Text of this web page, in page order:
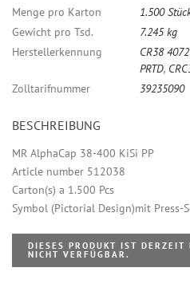
Menge pro Karton
1.500
Gewicht pro Tsd.
7.245 kg
Herstellerkennung
CR38
PRTD,
Zolltarifnummer
39235090
BESCHREIBUNG
MR AlphaCap 38-400 KiSi PP
Article number 512038
Carton(s) a 1.500 Pcs
Symbol (Pictorial Design)mit Press-
DIESES PRODUKT IST DERZEIT
NICHT VERFÜGBAR.